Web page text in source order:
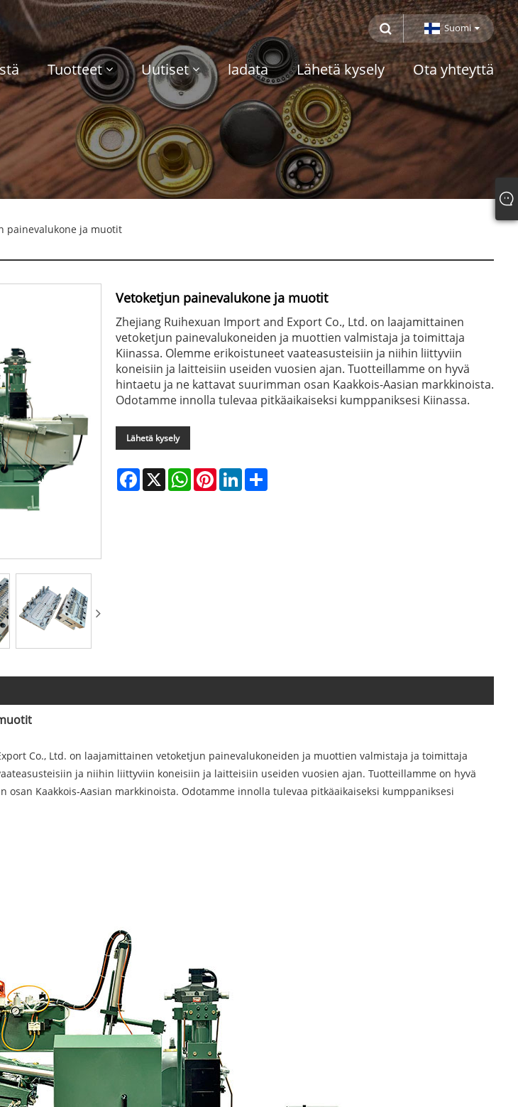
Suomi
Tuotteet Uutiset ladata Lähetä kysely Ota yhteyttä
painevalukone ja muotit
Vetoketjun painevalukone ja muotit
Zhejiang Ruihexuan Import and Export Co., Ltd. on laajamittainen
vetoketjun painevalukoneiden ja muottien valmistaja ja toimittaja
Kiinassa. Olemme erikoistuneet vaateasusteisiin ja niihin liittyviin
koneisiin ja laitteisiin useiden vuosien ajan. Tuotteillamme on hyvä
hintaetu ja ne kattavat suurimman osan Kaakkois-Aasian markkinoista.
Odotamme innolla tulevaa pitkäaikaiseksi kumppaniksesi Kiinassa.
Lähetä kysely
Facebook
X WhatsApp
PinterestLinkedIn
Co., Ltd. on laajamittainen vetoketjun painevalukoneiden ja muottien valmistaja ja toimittaja
ja niihin liittyviin koneisiin ja laitteisiin useiden vuosien ajan. Tuotteillamme on hyvä
osan Kaakkois-Aasian markkinoista. Odotamme innolla tulevaa pitkäaikaiseksi kumppaniksesi